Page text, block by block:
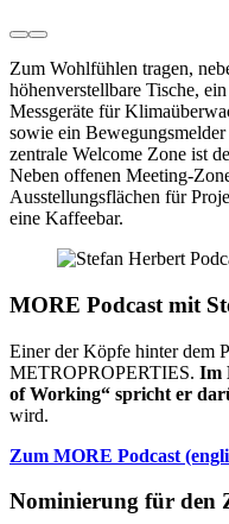
Zum Wohlfühlen tragen,
höhenverstellbare Tische,
Messgeräte für
sowie ein
zentrale Welcome Zone ist
Neben offenen Meeting-
Ausstellungsflächen für
eine Kaffeebar.
MORE Podcast mit
Einer der Köpfe hinter dem
METROPROPERTIES. Im
of Working“ spricht er
wird.
Zum MORE Podcast
Nominierung für den